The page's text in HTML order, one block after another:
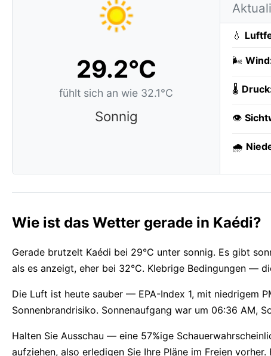
29.2°C
fühlt sich an wie 32.1°C
Sonnig
💧
🌬️
🌡️
👁️
🌧️
Wie ist das Wetter gerade in Kaédi?
Gerade brutzelt Kaédi bei 29°C unter sonnig. Es gibt
als es anzeigt, eher bei 32°C. Klebrige Bedingungen —
Die Luft ist heute sauber — EPA-Index 1, mit niedrigem
Sonnenbrandrisiko. Sonnenaufgang war um 06:36 AM,
Halten Sie Ausschau — eine 57%ige
aufziehen, also erledigen Sie Ihre Pläne im Freien